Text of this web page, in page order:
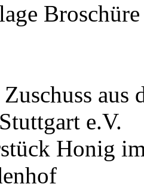
aus
e.V.
Honig